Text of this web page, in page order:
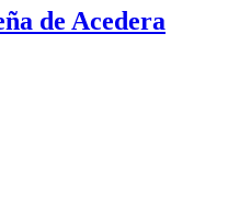
de Acedera